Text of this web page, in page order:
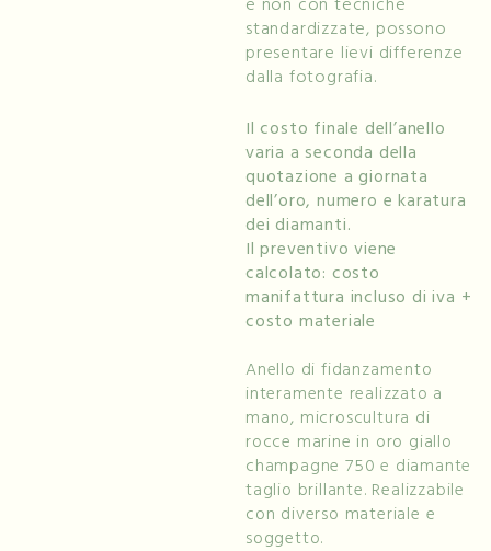
standardizzate, possono
presentare lievi differenze
dalla fotografia.
Il costo finale dell’anello
varia a seconda della
quotazione a giornata
dell’oro, numero e karatura
dei diamanti.
Il preventivo viene
calcolato: costo
manifattura incluso di iva +
costo materiale
Anello di fidanzamento
interamente realizzato a
mano, microscultura di
rocce marine in oro giallo
champagne 750 e diamante
taglio brillante. Realizzabile
con diverso materiale e
soggetto.